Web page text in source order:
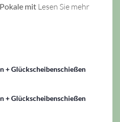
mit Lesen Sie mehr
+ Glückscheibenschießen
+ Glückscheibenschießen